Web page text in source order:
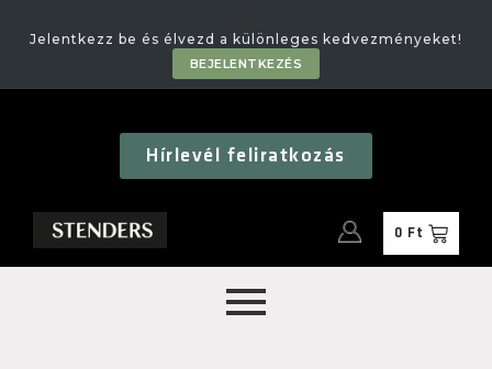
Jelentkezz be és élvezd a különleges kedvezményeket!
BEJELENTKEZÉS
Hírlevél feliratkozás
0 Ft